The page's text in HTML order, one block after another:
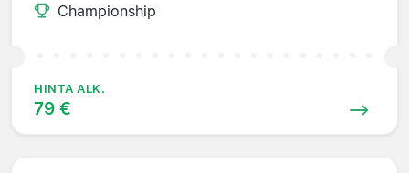
Championship
HINTA ALK.
79 €